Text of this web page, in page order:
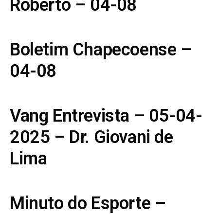
Roberto – 04-08
Boletim Chapecoense –
04-08
Vang Entrevista – 05-04-
2025 – Dr. Giovani de
Lima
Minuto do Esporte –